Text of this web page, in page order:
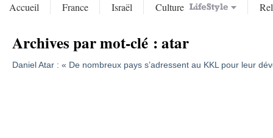
Accueil France Israël Culture
Archives par mot-clé :atar
Daniel Atar : « De nombreux pays s’adressent au KKL pour leur